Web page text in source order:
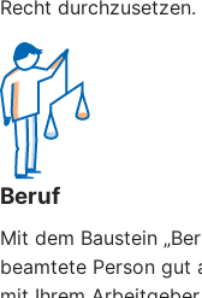
Recht durchzusetzen.
Beruf
Mit dem Baustein
beamtete Person